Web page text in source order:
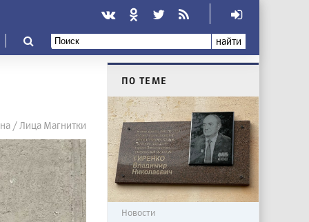
найти
/ Лица Магнитки
ПО ТЕМЕ
Новости